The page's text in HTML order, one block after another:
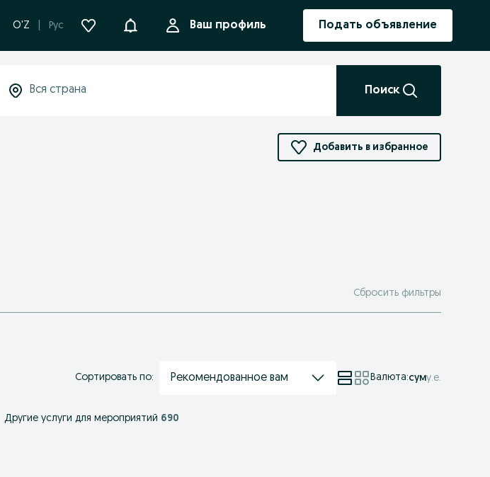
O'Z Рус УведомленияВаш профиль Подать объявление
Поиск
Добавить в избранное
Сбросить фильтры
Сортировать по: Рекомендованное вам Валюта:суму.е.
Другие услуги для мероприятий 690